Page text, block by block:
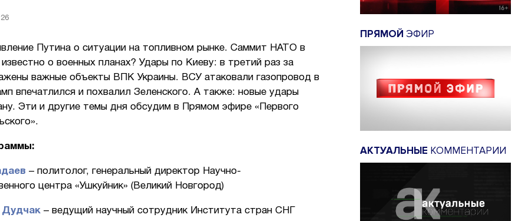
Путина о ситуации на топливном рынке. Саммит НАТО в
о военных планах? Удары по Киеву: в третий раз за
важные объекты ВПК Украины. ВСУ атаковали газопровод в
впечатлился и похвалил Зеленского. А также: новые удары
Эти и другие темы дня обсудим в Прямом эфире «Первого
– политолог, генеральный директор Научно-
центра «Ушкуйник» (Великий Новгород)
Дудчак – ведущий научный сотрудник Института стран СНГ
ПРЯМОЙ ЭФИР
АКТУАЛЬНЫЕ КОММЕНТАРИИ